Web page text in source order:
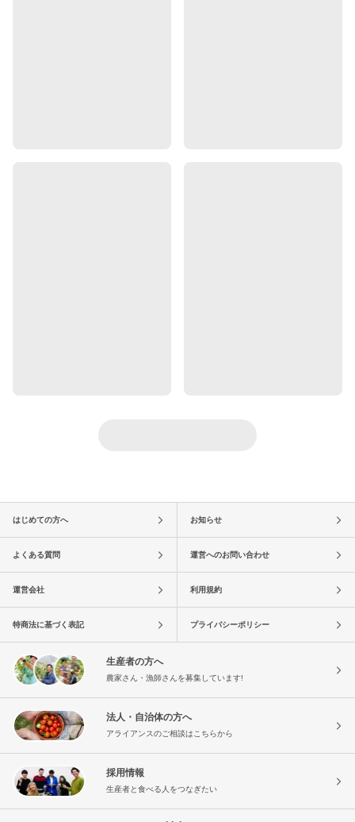
はじめての方へ お知らせ
よくある質問 運営へのお問い合わせ
運営会社 利用規約
特商法に基づく表記 プライバシーポリシー
生産者の方へ
農家さん・漁師さんを募集しています!
法人・自治体の方へ
アライアンスのご相談はこちらから
採用情報
生産者と食べる人をつなぎたい